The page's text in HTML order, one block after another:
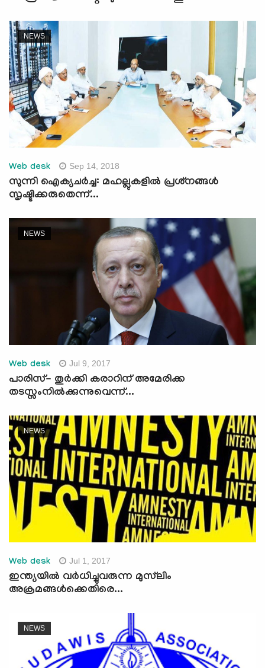
NEWS
Web desk Sep 14, 2018
സുന്നി ഐക്യചര്‍ച്ച: മഹല്ലുകളില്‍ പ്രശ്‌നങ്ങള്‍
സൃഷ്ടിക്കരുതെന്ന്...
NEWS
Web desk Jul 9, 2017
പാരിസ്- തുര്‍ക്കി കരാറിന് അമേരിക്ക
തടസ്സംനില്‍ക്കുന്നുവെന്ന്...
NEWS
Web desk Jul 1, 2017
ഇന്ത്യയില്‍ വര്‍ധിച്ചുവരുന്ന മുസ്‌ലിം
അക്രമങ്ങള്‍ക്കെതിരെ...
NEWS